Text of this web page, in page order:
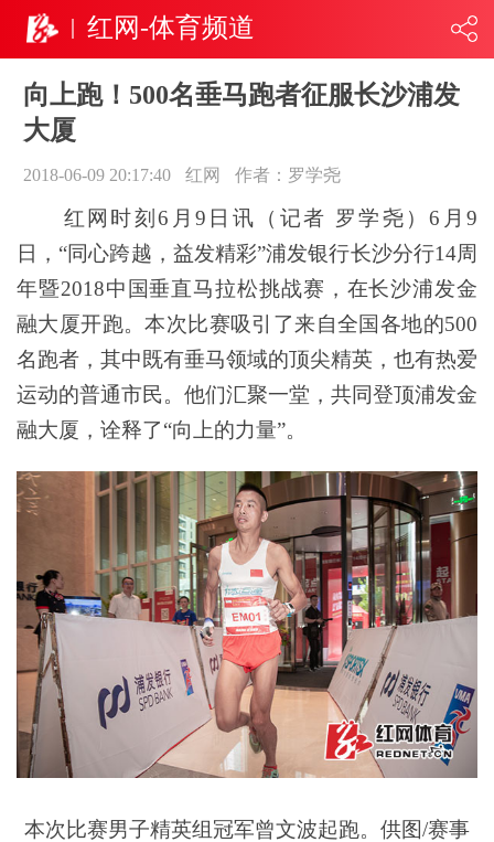
红网-体育频道
向上跑！500名垂马跑者征服长沙浦发
大厦
2018-06-09 20:17:40 红网 作者：罗学尧
红网时刻6月9日讯（记者 罗学尧）6月9
日，“同心跨越，益发精彩”浦发银行长沙分行14周
年暨2018中国垂直马拉松挑战赛，在长沙浦发金
融大厦开跑。本次比赛吸引了来自全国各地的500
名跑者，其中既有垂马领域的顶尖精英，也有热爱
运动的普通市民。他们汇聚一堂，共同登顶浦发金
融大厦，诠释了“向上的力量”。
本次比赛男子精英组冠军曾文波起跑。供图/赛事